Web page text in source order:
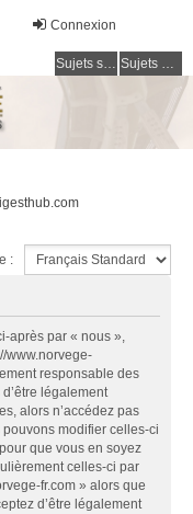
Connexion
Sujets sans réponse Sujets actifs
:
après par « nous »,
www.norvege-
responsable des
légalement
alors n’accédez pas
pouvons modifier celles-ci
que vous en soyez
celles-ci par
fr.com » alors que
d’être légalement